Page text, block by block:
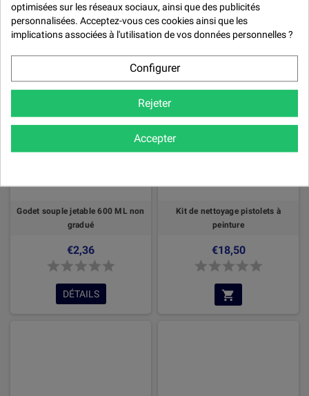
Godet souple jetable 600 ML non
gradué
€2,36
DÉTAILS
Kit de nettoyage pistolets à
peinture
€18,50
optimisées sur les réseaux sociaux, ainsi que des publicités
personnalisées. Acceptez-vous ces cookies ainsi que les
implications associées à l'utilisation de vos données personnelles ?
Configurer
Rejeter
Accepter